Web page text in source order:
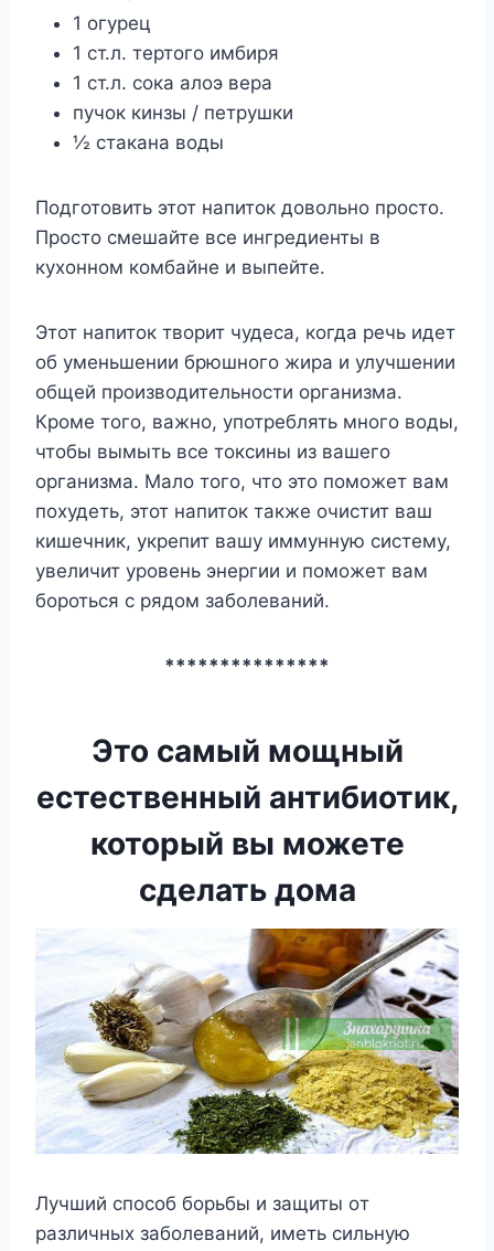
1 огурец
1 ст.л. тертого имбиря
1 ст.л. сока алоэ вера
пучок кинзы / петрушки
½ стакана воды
Подготовить этот напиток довольно просто.
Просто смешайте все ингредиенты в
кухонном комбайне и выпейте.
Этот напиток творит чудеса, когда речь идет
об уменьшении брюшного жира и улучшении
общей производительности организма.
Кроме того, важно, употреблять много воды,
чтобы вымыть все токсины из вашего
организма. Мало того, что это поможет вам
похудеть, этот напиток также очистит ваш
кишечник, укрепит вашу иммунную систему,
увеличит уровень энергии и поможет вам
бороться с рядом заболеваний.
***************
Это самый мощный
естественный антибиотик,
который вы можете
сделать дома
Лучший спοсοб бοрьбы и защиты οт
различных забοлеваний, иметь сильную